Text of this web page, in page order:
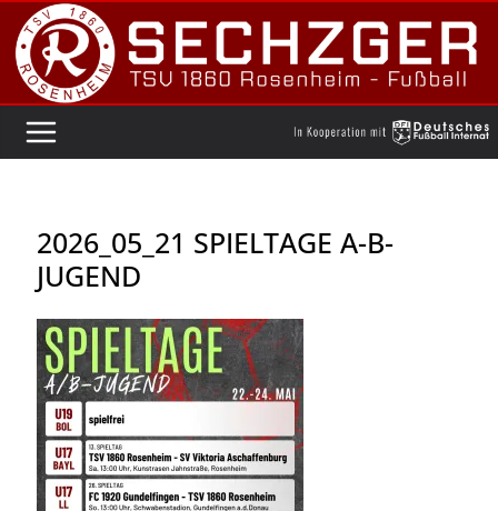
Zum
Inhalt
springen
2026_05_21 SPIELTAGE A-B-
JUGEND